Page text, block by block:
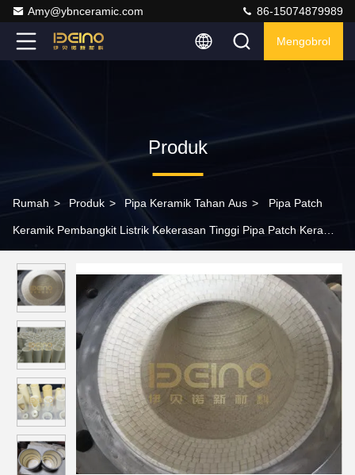
Amy@ybnceramic.com 86-15074879989
Mengobrol
Produk
Rumah > Produk > Pipa Keramik Tahan Aus > Pipa Patch
Keramik Pembangkit Listrik Kekerasan Tinggi Pipa Patch Keramik